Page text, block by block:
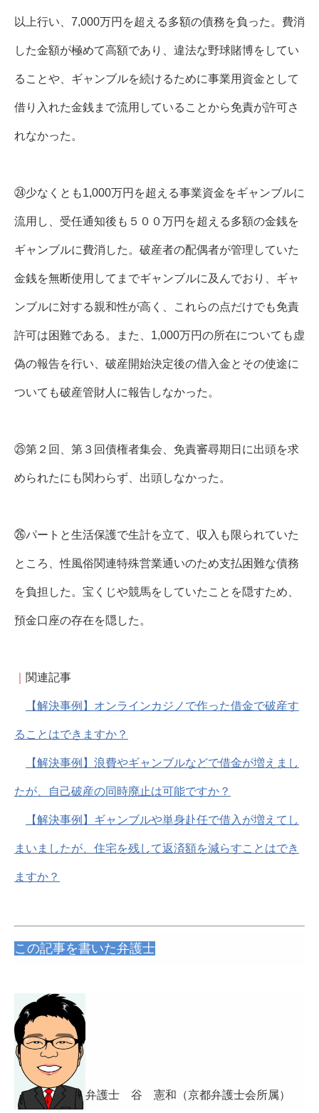
以上行い、7,000万円を超える多額の債務を負った。費消
した金額が極めて高額であり、違法な野球賭博をしてい
ることや、ギャンブルを続けるために事業用資金として
借り入れた金銭まで流用していることから免責が許可さ
れなかった。
㉔少なくとも1,000万円を超える事業資金をギャンブルに
流用し、受任通知後も５００万円を超える多額の金銭を
ギャンブルに費消した。破産者の配偶者が管理していた
金銭を無断使用してまでギャンブルに及んでおり、ギャ
ンブルに対する親和性が高く、これらの点だけでも免責
許可は困難である。また、1,000万円の所在についても虚
偽の報告を行い、破産開始決定後の借入金とその使途に
ついても破産管財人に報告しなかった。
㉕第２回、第３回債権者集会、免責審尋期日に出頭を求
められたにも関わらず、出頭しなかった。
㉖パートと生活保護で生計を立て、収入も限られていた
ところ、性風俗関連特殊営業通いのため支払困難な債務
を負担した。宝くじや競馬をしていたことを隠すため、
預金口座の存在を隠した。
関連記事
【解決事例】オンラインカジノで作った借金で破産す
ることはできますか？
【解決事例】浪費やギャンブルなどで借金が増えまし
たが、自己破産の同時廃止は可能ですか？
【解決事例】ギャンブルや単身赴任で借入が増えてし
まいましたが、住宅を残して返済額を減らすことはでき
ますか？
この記事を書いた弁護士
弁護士 谷 憲和（京都弁護士会所属）